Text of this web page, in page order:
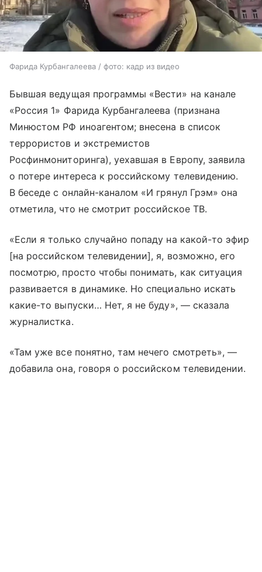
Фарида Курбангалеева / фото: кадр из видео
Бывшая ведущая программы «Вести» на канале
«Россия 1» Фарида Курбангалеева (признана
Минюстом РФ иноагентом; внесена в список
террористов и экстремистов
Росфинмониторинга), уехавшая в Европу, заявила
о потере интереса к российскому телевидению.
В беседе с онлайн-каналом «И грянул Грэм» она
отметила, что не смотрит российское ТВ.
«Если я только случайно попаду на какой-то эфир
[на российском телевидении], я, возможно, его
посмотрю, просто чтобы понимать, как ситуация
развивается в динамике. Но специально искать
какие-то выпуски… Нет, я не буду», — сказала
журналистка.
«Там уже все понятно, там нечего смотреть», —
добавила она, говоря о российском телевидении.